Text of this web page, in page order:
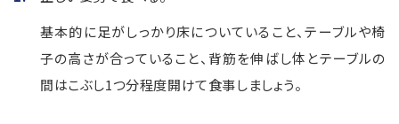
基本的に足がしっかり床についていること、テーブルや椅
子の高さが合っていること、背筋を伸ばし体とテーブルの
間はこぶし1つ分程度開けて食事しましょう。